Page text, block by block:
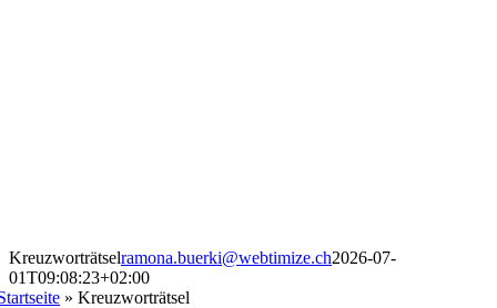
Kreuzworträtselramona.buerki@webtimize.ch2026-07-
01T09:08:23+02:00
»Kreuzworträtsel